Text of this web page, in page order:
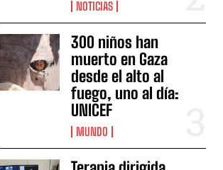
NOTICIAS
300 niños han
muerto en Gaza
desde el alto al
fuego, uno al día:
UNICEF
MUNDO